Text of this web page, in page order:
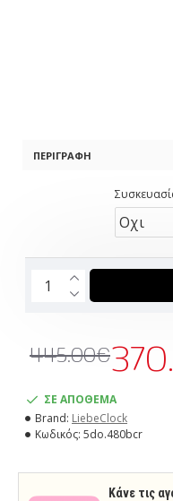
ΠΕΡΙΓΡΑΦΉ
ΣΕ ΑΠΟΘΕΜΑ
Brand: LiebeClock
Κωδικός: 5do.480bcr
445.00€
Κάνε τις